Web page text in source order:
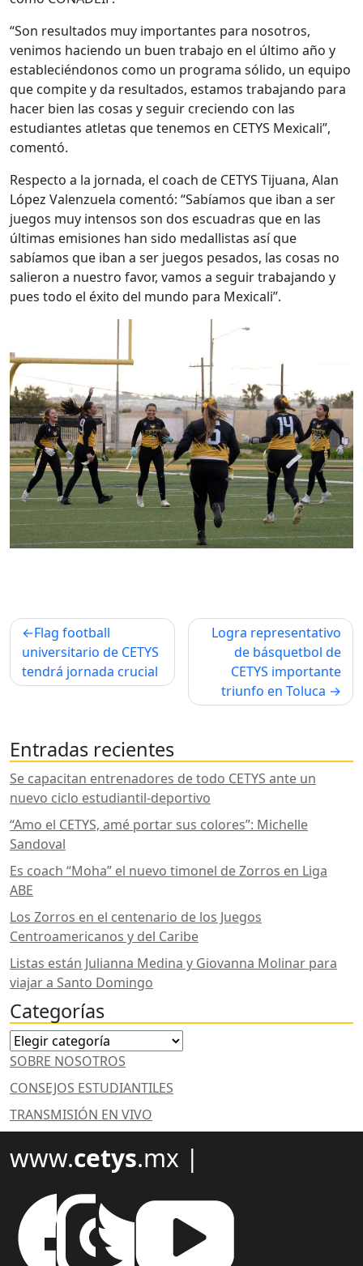
“Son resultados muy importantes para nosotros,
venimos haciendo un buen trabajo en el último año y
estableciéndonos como un programa sólido, un equipo
que compite y da resultados, estamos trabajando para
hacer bien las cosas y seguir creciendo con las
estudiantes atletas que tenemos en CETYS Mexicali”,
comentó.
Respecto a la jornada, el coach de CETYS Tijuana, Alan
López Valenzuela comentó: “Sabíamos que iban a ser
juegos muy intensos son dos escuadras que en las
últimas emisiones han sido medallistas así que
sabíamos que iban a ser juegos pesados, las cosas no
salieron a nuestro favor, vamos a seguir trabajando y
pues todo el éxito del mundo para Mexicali”.
Navegación
de
entradas
Flag football
universitario de CETYS
tendrá jornada crucial
Logra representativo
de básquetbol de
CETYS importante
triunfo en Toluca
Entradas recientes
Se capacitan entrenadores de todo CETYS ante un
nuevo ciclo estudiantil-deportivo
“Amo el CETYS, amé portar sus colores”: Michelle
Sandoval
Es coach “Moha” el nuevo timonel de Zorros en Liga
ABE
Los Zorros en el centenario de los Juegos
Centroamericanos y del Caribe
Listas están Julianna Medina y Giovanna Molinar para
viajar a Santo Domingo
Categorías
Categorías
SOBRE NOSOTROS
CONSEJOS ESTUDIANTILES
TRANSMISIÓN EN VIVO
www.cetys.mx |